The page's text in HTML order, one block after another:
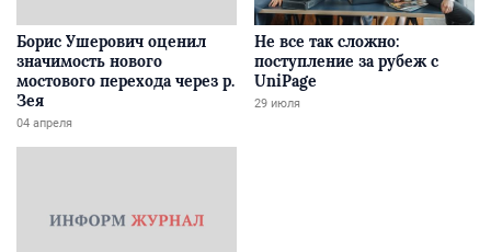
Борис Ушерович оценил
значимость нового
мостового перехода через р.
Зея
04 апреля
Не все так сложно:
поступление за рубеж с
UniPage
29 июля